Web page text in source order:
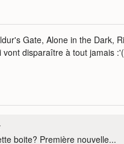
Gate, Alone in the Dark,
disparaître à tout jamais :'(
boite? Première nouvelle...